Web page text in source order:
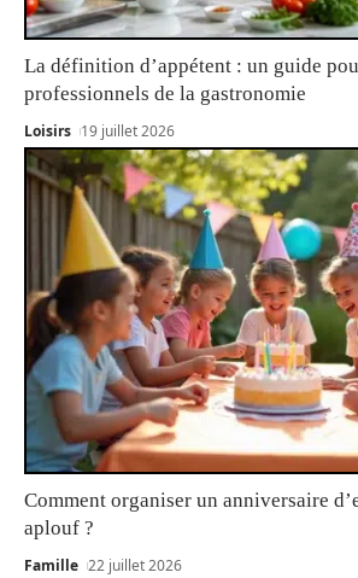
La définition d’appétent : un guide
professionnels de la gastronomie
Loisirs 19 juillet 2026
Comment organiser un anniversaire
aplouf ?
Famille 22 juillet 2026